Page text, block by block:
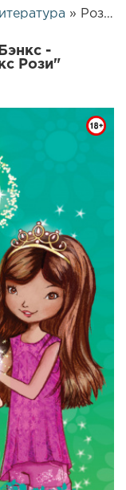
» Рози Бэнкс - Русалочий риф | 14223
-
Рози"